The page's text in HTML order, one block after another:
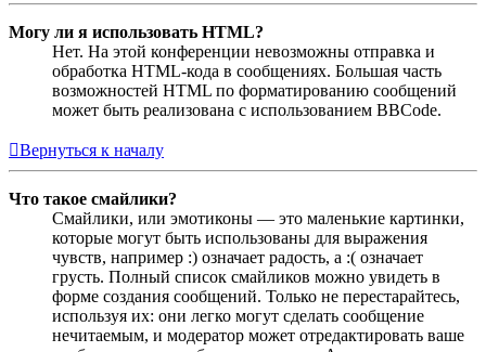
Могу ли я использовать HTML?
Нет. На этой конференции невозможны отправка и
обработка HTML-кода в сообщениях. Большая часть
возможностей HTML по форматированию сообщений
может быть реализована с использованием BBCode.
Вернуться к началу
Что такое смайлики?
Смайлики, или эмотиконы — это маленькие картинки,
которые могут быть использованы для выражения
чувств, например :) означает радость, а :( означает
грусть. Полный список смайликов можно увидеть в
форме создания сообщений. Только не перестарайтесь,
используя их: они легко могут сделать сообщение
нечитаемым, и модератор может отредактировать ваше